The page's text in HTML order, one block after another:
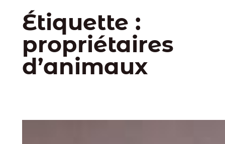
Étiquette :
propriétaires
d’animaux